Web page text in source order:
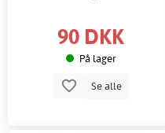
90 DKK
På lager
Se alle